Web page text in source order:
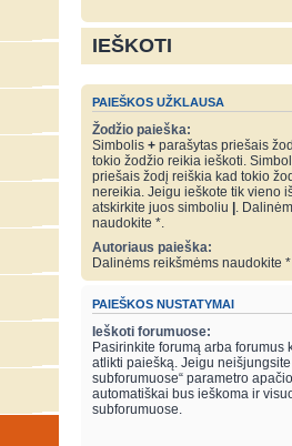
IEŠKOTI
PAIEŠKOS UŽKLAUSA
Žodžio paieška:
Simbolis + parašytas priešais
tokio žodžio reikia ieškoti.
priešais žodį reiškia kad tokio
nereikia. Jeigu ieškote tik vieno
atskirkite juos simboliu .
naudokite *.
Autoriaus paieška:
Dalinėms reikšmėms naudokite
PAIEŠKOS NUSTATYMAI
Ieškoti forumuose:
Pasirinkite forumą arba forumus
atlikti paiešką. Jeigu neišjungsite
subforumuose“ parametro
automatiškai bus ieškoma ir
subforumuose.